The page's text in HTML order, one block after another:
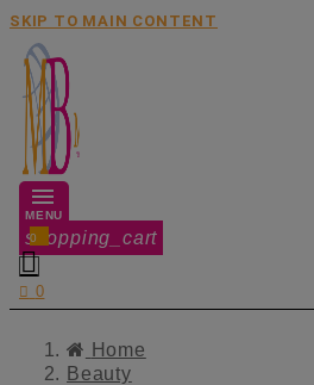
SKIP TO MAIN CONTENT
MENU
shopping_cart
0

 0
Home
Beauty